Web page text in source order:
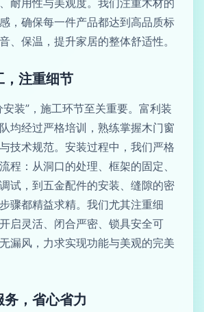
耐用性与美观度。我们注重木材的
，确保每一件产品都达到高品质标
、保温，提升家居的整体舒适性。
，注重细节
装”，施工环节至关重要。富利装
均经过严格培训，熟练掌握木门窗
技术规范。安装过程中，我们严格
程：从洞口的处理、框架的固定、
试，到五金配件的安装、缝隙的密
骤都精益求精。我们尤其注重细
启灵活、闭合严密、锁具安全可
漏风，力求实现功能与美观的完美
务，省心省力